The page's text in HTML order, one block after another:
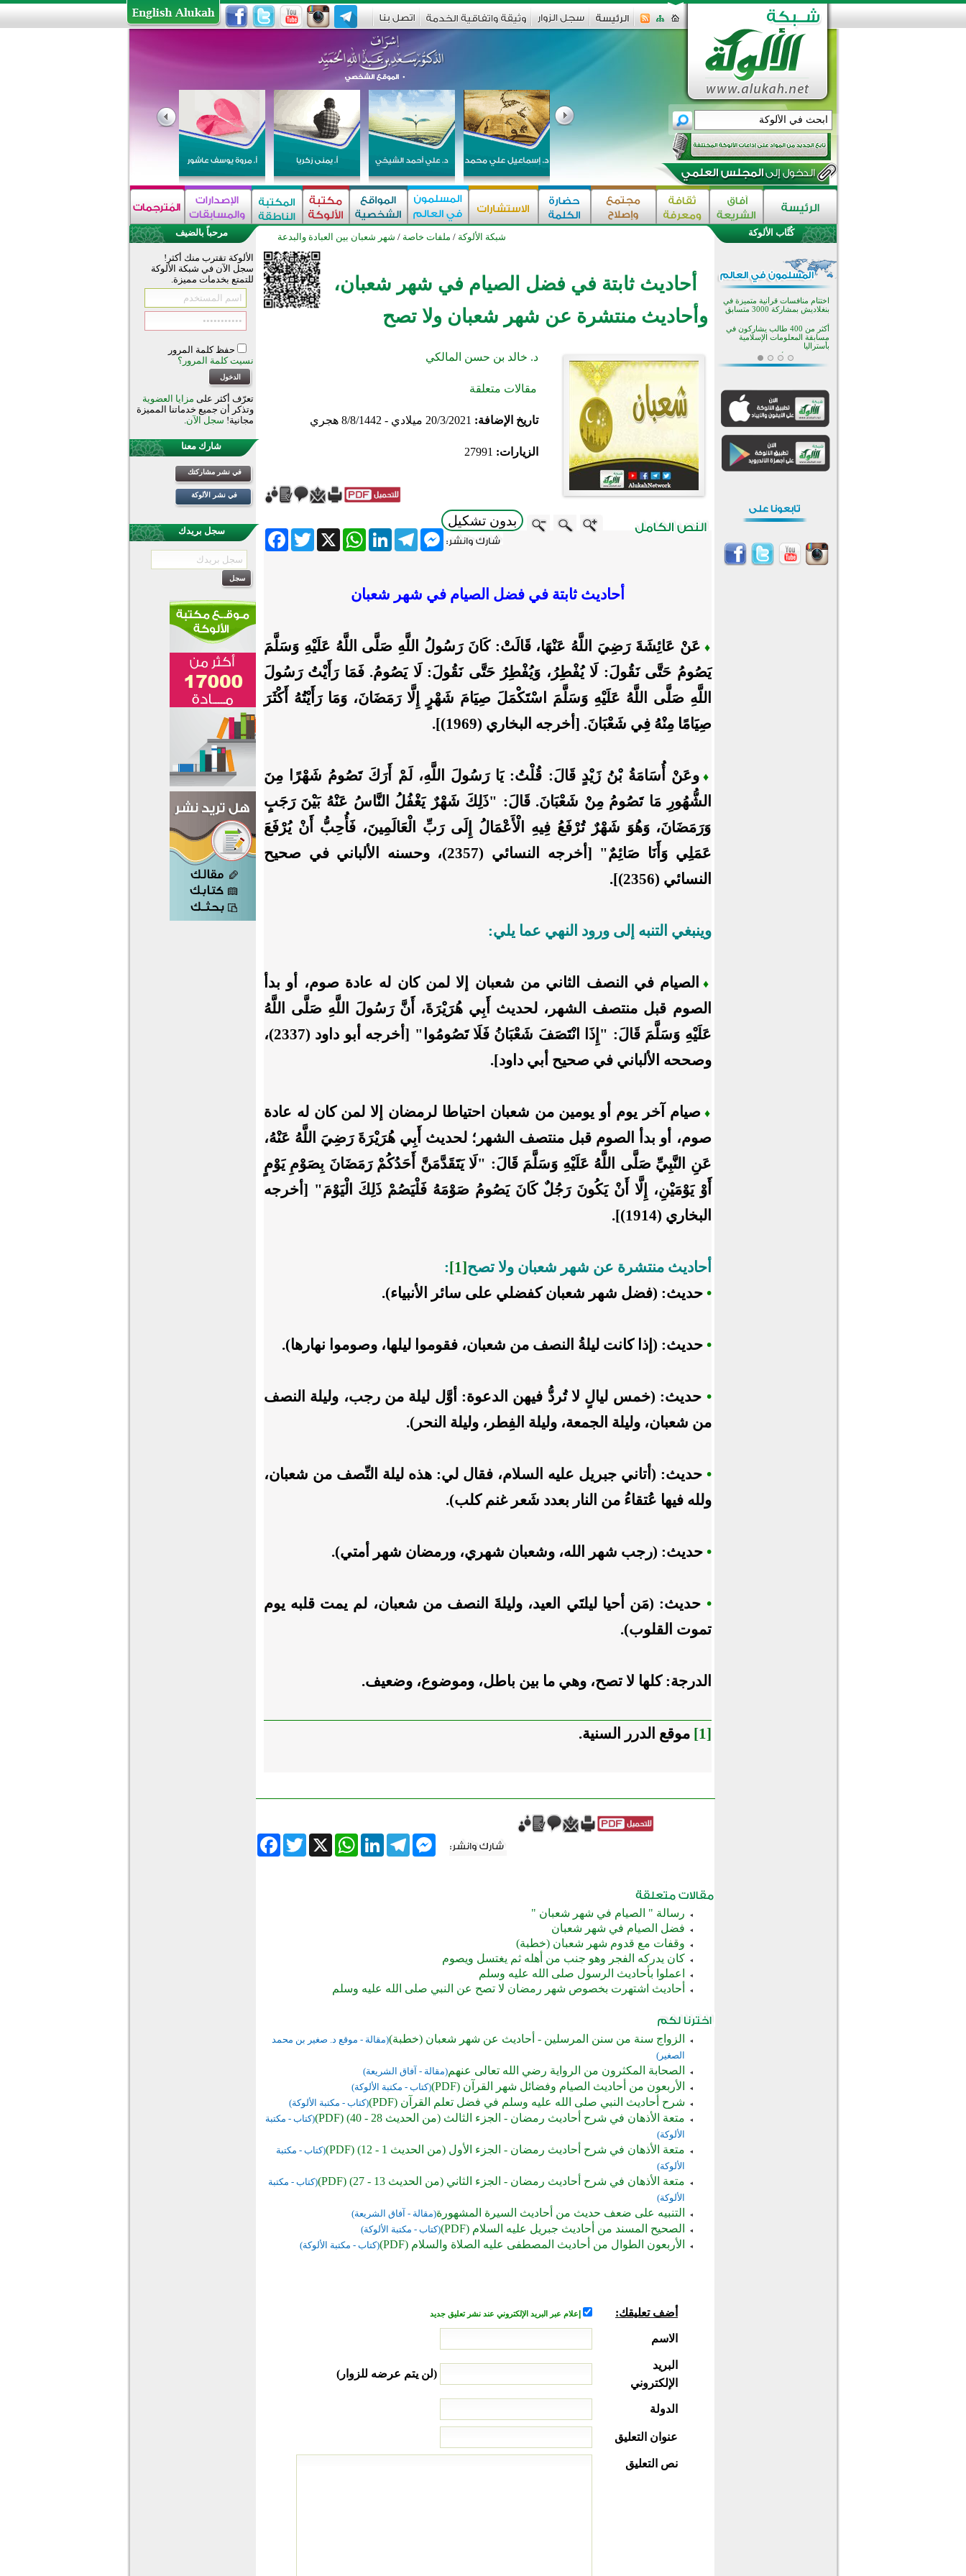
شبكة الألوكة / ملفات خاصة / شهر شعبان بين العبادة والبدعة
أحاديث ثابتة في فضل الصيام في شهر شعبان،
وأحاديث منتشرة عن شهر شعبان ولا تصح
د. خالد بن حسن المالكي
مقالات متعلقة
تاريخ الإضافة: 20/3/2021 ميلادي - 8/8/1442 هجري
الزيارات: 27991
بدون تشكيل
FacebookTwitter X
WhatsApp
LinkedInTelegram
Messenger
أحاديث ثابتة في فضل الصيام في شهر شعبان
♦ عَنْ عَائِشَةَ رَضِيَ اللَّهُ عَنْهَا، قَالَتْ: كَانَ رَسُولُ اللَّهِ صَلَّى اللَّهُ عَلَيْهِ وَسَلَّمَ
يَصُومُ حَتَّى نَقُولَ: لَا يُفْطِرُ، وَيُفْطِرُ حَتَّى نَقُولَ: لَا يَصُومُ. فَمَا رَأَيْتُ رَسُولَ
اللَّهِ صَلَّى اللَّهُ عَلَيْهِ وَسَلَّمَ اسْتَكْمَلَ صِيَامَ شَهْرٍ إِلَّا رَمَضَانَ، وَمَا رَأَيْتُهُ أَكْثَرَ
صِيَامًا مِنْهُ فِي شَعْبَانَ. [أخرجه البخاري (1969)].
♦وعَنْ أُسَامَةُ بْنُ زَيْدٍ قَالَ: قُلْتُ: يَا رَسُولَ اللَّهِ، لَمْ أَرَكَ تَصُومُ شَهْرًا مِنَ
الشُّهُورِ مَا تَصُومُ مِنْ شَعْبَانَ. قَالَ: "ذَلِكَ شَهْرٌ يَغْفُلُ النَّاسُ عَنْهُ بَيْنَ رَجَبٍ
وَرَمَضَانَ، وَهُوَ شَهْرٌ تُرْفَعُ فِيهِ الْأَعْمَالُ إِلَى رَبِّ الْعَالَمِينَ، فَأُحِبُّ أَنْ يُرْفَعَ
عَمَلِي وَأَنَا صَائِمٌ" [أخرجه النسائي (2357)، وحسنه الألباني في صحيح
النسائي (2356)].
وينبغي التنبه إلى ورود النهي عما يلي:
♦الصيام في النصف الثاني من شعبان إلا لمن كان له عادة صوم، أو بدأ
الصوم قبل منتصف الشهر، لحديث أَبِي هُرَيْرَةَ، أَنَّ رَسُولَ اللَّهِ صَلَّى اللَّهُ
عَلَيْهِ وَسَلَّمَ قَالَ: "إِذَا انْتَصَفَ شَعْبَانُ فَلَا تَصُومُوا" [أخرجه أبو داود (2337)،
وصححه الألباني في صحيح أبي داود].
♦ صيام آخر يوم أو يومين من شعبان احتياطا لرمضان إلا لمن كان له عادة
صوم، أو بدأ الصوم قبل منتصف الشهر؛ لحديث أَبِي هُرَيْرَةَ رَضِيَ اللَّهُ عَنْهُ،
عَنِ النَّبِيِّ صَلَّى اللَّهُ عَلَيْهِ وَسَلَّمَ قَالَ: "لَا يَتَقَدَّمَنَّ أَحَدُكُمْ رَمَضَانَ بِصَوْمِ يَوْمٍ
أَوْ يَوْمَيْنِ، إِلَّا أَنْ يَكُونَ رَجُلٌ كَانَ يَصُومُ صَوْمَهُ فَلْيَصُمْ ذَلِكَ الْيَوْمَ" [أخرجه
البخاري (1914)].
أحاديث منتشرة عن شهر شعبان ولا تصح[1]
:
• حديث: (فضل شهر شعبان كفضلي على سائر الأنبياء).
• حديث: (إذا كانت ليلةُ النصف من شعبان، فقوموا ليلها، وصوموا نهارها).
• حديث: (خمس ليالٍ لا تُردُّ فيهن الدعوة: أوَّل ليلة من رجب، وليلة النصف
من شعبان، وليلة الجمعة، وليلة الفِطر، وليلة النحر).
• حديث: (أتاني جبريل عليه السلام، فقال لي: هذه ليلة النِّصف من شعبان،
ولله فيها عُتقاءُ من النار بعدد شَعر غنم كلب).
• حديث: (رجب شهر الله، وشعبان شهري، ورمضان شهر أمتي).
• حديث: (مَن أحيا ليلتَي العيد، وليلةَ النصف من شعبان، لم يمت قلبه يوم
تموت القلوب).
الدرجة: كلها لا تصح، وهي ما بين باطل، وموضوع، وضعيف.
[1] موقع الدرر السنية.
FacebookTwitter X
WhatsAppLinkedInTelegram
Messenger
رسالة " الصيام في شهر شعبان "
فضل الصيام في شهر شعبان
وقفات مع قدوم شهر شعبان (خطبة)
كان يدركه الفجر وهو جنب من أهله ثم يغتسل ويصوم
اعملوا بأحاديث الرسول صلى الله عليه وسلم
أحاديث اشتهرت بخصوص شهر رمضان لا تصح عن النبي صلى الله عليه وسلم
الزواج سنة من سنن المرسلين - أحاديث عن شهر شعبان (خطبة)(مقالة - موقع د. صغير بن محمد
الصغير)
الصحابة المكثرون من الرواية رضي الله تعالى عنهم(مقالة - آفاق الشريعة)
الأربعون من أحاديث الصيام وفضائل شهر القرآن (PDF) (كتاب - مكتبة الألوكة)
شرح أحاديث النبي صلى الله عليه وسلم في فضل تعلم القرآن (PDF) (كتاب - مكتبة الألوكة)
متعة الأذهان في شرح أحاديث رمضان - الجزء الثالث (من الحديث 28 - 40) (PDF)
(كتاب - مكتبة
الألوكة)
متعة الأذهان في شرح أحاديث رمضان - الجزء الأول (من الحديث 1 - 12) (PDF)
(كتاب - مكتبة
الألوكة)
متعة الأذهان في شرح أحاديث رمضان - الجزء الثاني (من الحديث 13 - 27) (PDF)
(كتاب - مكتبة
الألوكة)
التنبيه على ضعف حديث من أحاديث السيرة المشهورة(مقالة - آفاق الشريعة)
الصحيح المسند من أحاديث جبريل عليه السلام (PDF) (كتاب - مكتبة الألوكة)
الأربعون الطوال من أحاديث المصطفى عليه الصلاة والسلام (PDF) (كتاب - مكتبة الألوكة)
أضف تعليقك: إعلام عبر البريد الإلكتروني عند نشر تعليق جديد
الاسم
البريد
الإلكتروني
(لن يتم عرضه للزوار)
الدولة
عنوان التعليق
نص التعليق
مرحباً بالضيف
الألوكة تقترب منك أكثر!
سجل الآن في شبكة الألوكة
للتمتع بخدمات مميزة.
حفظ كلمة المرور
نسيت كلمة المرور؟
تعرّف أكثر على مزايا العضوية
وتذكر أن جميع خدماتنا المميزة
مجانية! سجل الآن.
شارك معنا
في نشر مشاركتك
في نشر الألوكة
سجل بريدك
كُتَّاب الألوكة
اختتام الدورة التاسعة لمسابقة حفظ
وتلاوة القرآن الكريم في أزناكاييف
تيسليتش تختتم برنامجا تعليميا لتعزيز
القيم وبناء الشخصية للشباب
المسلمين
بنغلاديش بمشاركة 3000 متسابق
أكثر من 400 طالب يشاركون في
بأستراليا
افتتاح تاريخي لأول مسجد في بلييفليا
منطقة ريبوفسي تحتفل بميلاد
مسجد جديد في أجواء إيمانية مميزة
أكبر مشروع إسلامي في ريف
القرآن والتربية في صدارة البرامج
الصيفية للمسلمين في بينزا
وساراتوف وموردوفيا هذا العام
اختتام الدورة التاسعة لمسابقة حفظ
تيسليتش تختتم برنامجا تعليميا لتعزيز
القيم وبناء الشخصية للشباب
المسلمين
أكثر من 400 طالب يشاركون في
مسابقة المعلومات الإسلامية